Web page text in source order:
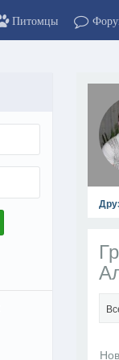
Питомцы